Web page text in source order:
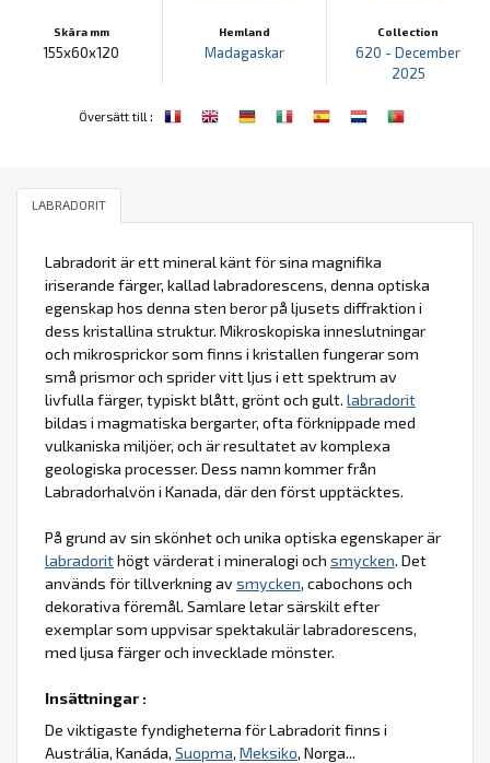
Skära mm
155x60x120
Hemland
Madagaskar
Collection
620 - December
2025
Översätt till :
LABRADORIT
Labradorit är ett mineral känt för sina magnifika
iriserande färger, kallad labradorescens, denna optiska
egenskap hos denna sten beror på ljusets diffraktion i
dess kristallina struktur. Mikroskopiska inneslutningar
och mikrosprickor som finns i kristallen fungerar som
små prismor och sprider vitt ljus i ett spektrum av
livfulla färger, typiskt blått, grönt och gult. labradorit
bildas i magmatiska bergarter, ofta förknippade med
vulkaniska miljöer, och är resultatet av komplexa
geologiska processer. Dess namn kommer från
Labradorhalvön i Kanada, där den först upptäcktes.
På grund av sin skönhet och unika optiska egenskaper är
labradorithögt värderat i mineralogi och smycken. Det
används för tillverkning avsmycken, cabochons och
dekorativa föremål. Samlare letar särskilt efter
exemplar som uppvisar spektakulär labradorescens,
med ljusa färger och invecklade mönster.
Insättningar :
De viktigaste fyndigheterna för Labradorit finns i
Austrália, Kanáda, Suopma, Meksiko, Norga...